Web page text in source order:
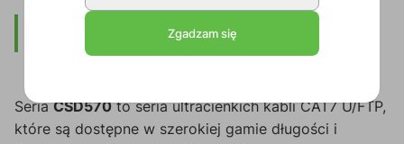
SeriaCSD570to seria ultracienkich kabli CAT7 U/FTP,
które są dostępne w szerokiej gamie długości i
Zgadzam się